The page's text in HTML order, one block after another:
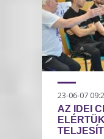
23-06-07
AZ IDEI